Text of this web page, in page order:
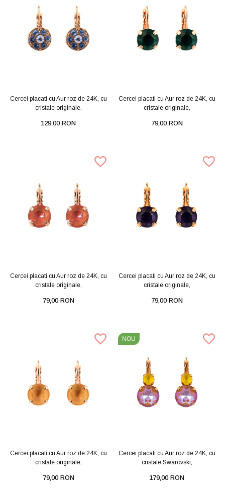
Cercei placati cu Aur roz de 24K, cu
cristale originale,
129,00 RON
Cercei placati cu Aur roz de 24K, cu
cristale originale,
79,00 RON
Cercei placati cu Aur roz de 24K, cu
cristale originale,
79,00 RON
Cercei placati cu Aur roz de 24K, cu
cristale originale,
79,00 RON
Cercei placati cu Aur roz de 24K, cu
cristale originale,
79,00 RON
NOU
Cercei placati cu Aur roz de 24K, cu
cristale Swarovski,
179,00 RON